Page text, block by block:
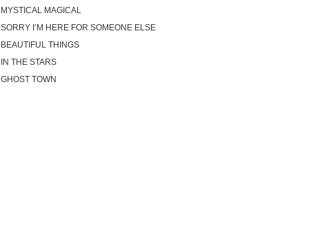
MYSTICAL MAGICAL
SORRY I’M HERE FOR SOMEONE ELSE
BEAUTIFUL THINGS
IN THE STARS
GHOST TOWN